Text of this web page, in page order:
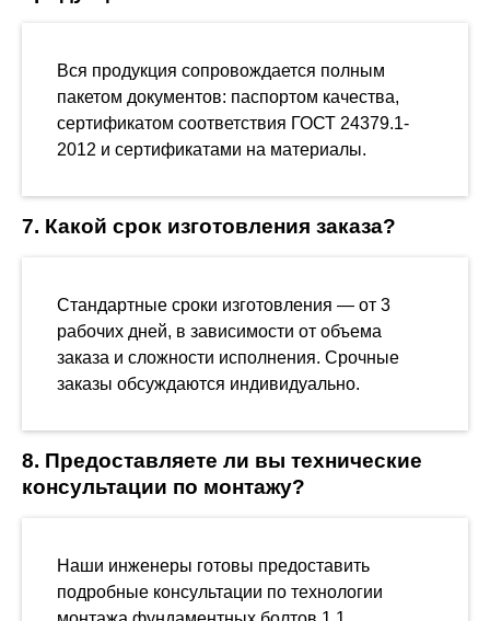
Вся продукция сопровождается полным
пакетом документов: паспортом качества,
сертификатом соответствия ГОСТ 24379.1-
2012 и сертификатами на материалы.
7. Какой срок изготовления заказа?
Стандартные сроки изготовления — от 3
рабочих дней, в зависимости от объема
заказа и сложности исполнения. Срочные
заказы обсуждаются индивидуально.
8. Предоставляете ли вы технические
консультации по монтажу?
Наши инженеры готовы предоставить
подробные консультации по технологии